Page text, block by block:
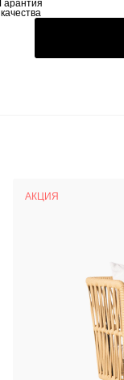
Гарантия
качества
АКЦИЯ